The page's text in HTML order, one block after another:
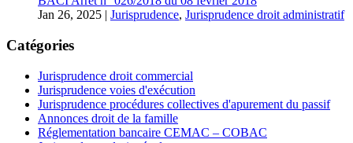
Jan 26, 2025 | Jurisprudence, Jurisprudence droit administratif
Catégories
Jurisprudence droit commercial
Jurisprudence voies d'exécution
Jurisprudence procédures collectives d'apurement du passif
Annonces droit de la famille
Réglementation bancaire CEMAC – COBAC